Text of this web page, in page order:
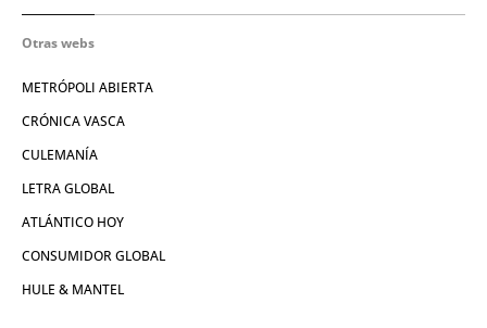
Otras webs
METRÓPOLI ABIERTA
CRÓNICA VASCA
CULEMANÍA
LETRA GLOBAL
ATLÁNTICO HOY
CONSUMIDOR GLOBAL
HULE & MANTEL